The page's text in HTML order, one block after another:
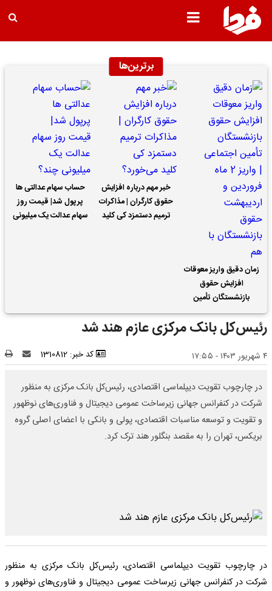
برترین‌ها
زمان دقیق واریز معوقات
افزایش حقوق
بازنشستگان تأمین
اجتماعی | واریز 2 ماه
فروردین و اردیبهشت
خبر مهم درباره افزایش
حقوق کارگران | مذاکرات
ترمیم دستمزد کی کلید
حساب سهام عدالتی ها
پرپول شد| قیمت روز
سهام عدالت یک میلیونی
رئیس‌کل بانک مرکزی عازم هند شد
۴ شهریور ۱۴۰۳ - ۱۷:۵۵ کد خبر: 1310812
در چارچوب تقویت دیپلماسی اقتصادی، رئیس‌کل ‎بانک مرکزی به منظور
شرکت در کنفرانس جهانی زیرساخت عمومی دیجیتال و فناوری‌های نوظهور
و تقویت و توسعه مناسبات اقتصادی، پولی و بانکی با اعضای اصلی گروه
بریکس، تهران را به مقصد بنگلور هند ترک کرد.
در چارچوب تقویت دیپلماسی اقتصادی، رئیس‌کل ‎بانک مرکزی به منظور
شرکت در کنفرانس جهانی زیرساخت عمومی دیجیتال و فناوری‌های نوظهور و